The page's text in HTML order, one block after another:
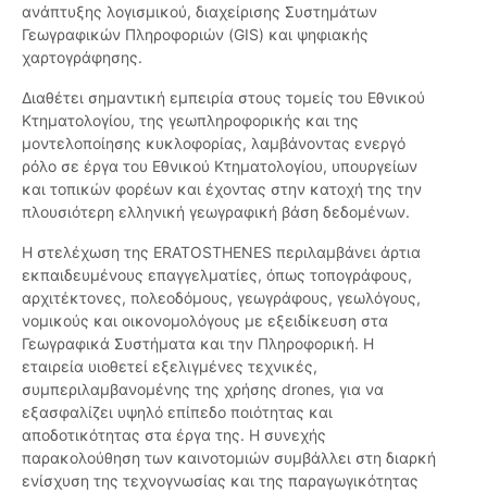
ανάπτυξης λογισμικού, διαχείρισης Συστημάτων
Γεωγραφικών Πληροφοριών (GIS) και ψηφιακής
χαρτογράφησης.
Διαθέτει σημαντική εμπειρία στους τομείς του Εθνικού
Κτηματολογίου, της γεωπληροφορικής και της
μοντελοποίησης κυκλοφορίας, λαμβάνοντας ενεργό
ρόλο σε έργα του Εθνικού Κτηματολογίου, υπουργείων
και τοπικών φορέων και έχοντας στην κατοχή της την
πλουσιότερη ελληνική γεωγραφική βάση δεδομένων.
Η στελέχωση της ERATOSTHENES περιλαμβάνει άρτια
εκπαιδευμένους επαγγελματίες, όπως τοπογράφους,
αρχιτέκτονες, πολεοδόμους, γεωγράφους, γεωλόγους,
νομικούς και οικονομολόγους με εξειδίκευση στα
Γεωγραφικά Συστήματα και την Πληροφορική. Η
εταιρεία υιοθετεί εξελιγμένες τεχνικές,
συμπεριλαμβανομένης της χρήσης drones, για να
εξασφαλίζει υψηλό επίπεδο ποιότητας και
αποδοτικότητας στα έργα της. Η συνεχής
παρακολούθηση των καινοτομιών συμβάλλει στη διαρκή
ενίσχυση της τεχνογνωσίας και της παραγωγικότητας